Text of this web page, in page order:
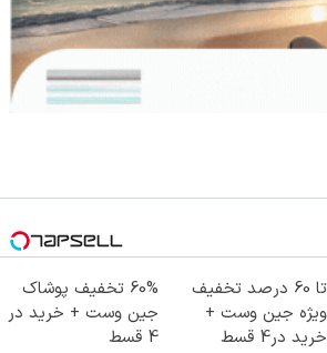
تا 60 درصد تخفیف
ویژه جین وست +
خرید در4 قسط
60% تخفیف پوشاک
جین وست + خرید در
4 قسط